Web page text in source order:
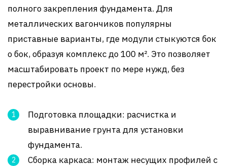
полного закрепления фундамента. Для
металлических вагончиков популярны
приставные варианты, где модули стыкуются бок
о бок, образуя комплекс до 100 м². Это позволяет
масштабировать проект по мере нужд, без
перестройки основы.
Подготовка площадки: расчистка и
выравнивание грунта для установки
фундамента.
Сборка каркаса: монтаж несущих профилей с